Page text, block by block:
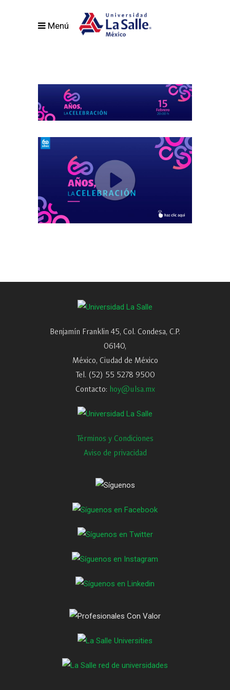
Benjamín Franklin 45, Col. Condesa, C.P.
06140,
México, Ciudad de México
Tel. (52) 55 5278 9500
Contacto: hoy@ulsa.mx
Términos y Condiciones
Aviso de privacidad